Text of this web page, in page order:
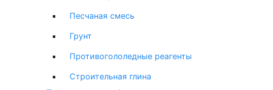
Песчаная смесь
Грунт
Противогололедные реагенты
Строительная глина